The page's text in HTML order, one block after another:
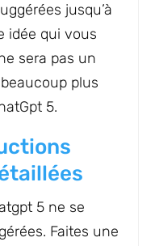
jusqu’à
idée qui vous
sera pas un
plus
5.
5 ne se
Faites une